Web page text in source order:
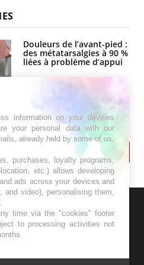
Douleurs de l’avant-pied :
des métatarsalgies à 90 %
liées à problème d’appui
Mauvaise haleine : il faut
améliorer l’hygiène
bucco-dentaire
information on your devices
your personal data with our
already held by some of us,
purchases, loyalty programs,
etc.) allows developing
ads across your devices and
video), personalising them,
time via the "cookies" footer
to processing activities not